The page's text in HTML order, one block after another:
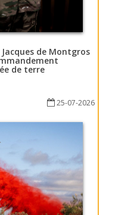
Jacques de Montgros
de terre
25-07-2026